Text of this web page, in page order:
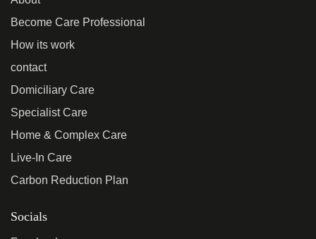
Become Care Professional
How its work
contact
Domiciliary Care
Specialist Care
Home & Complex Care
Live-In Care
Carbon Reduction Plan
Socials